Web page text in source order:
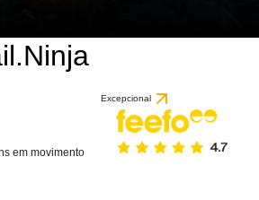
em movimento
Excepcional